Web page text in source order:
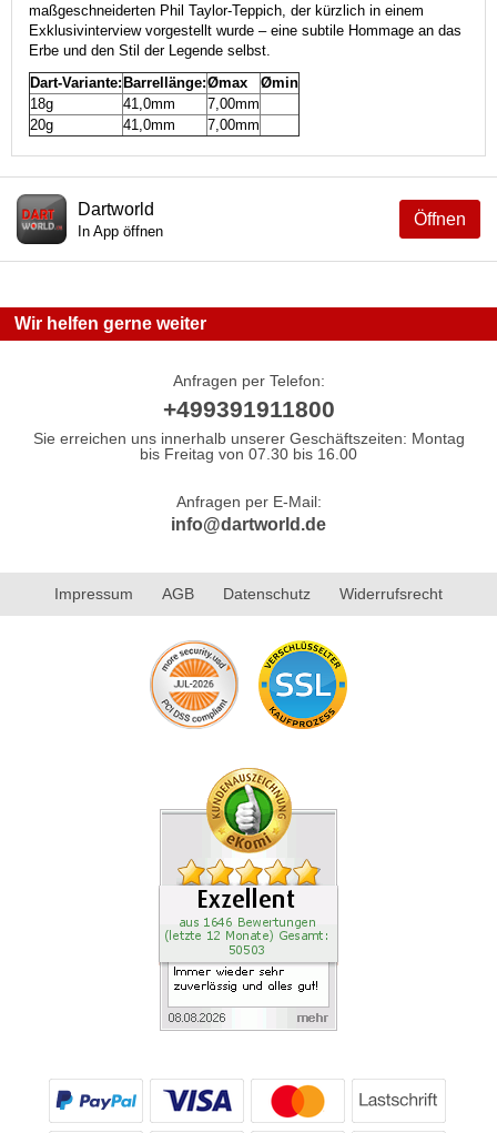
maßgeschneiderten Phil Taylor-Teppich, der kürzlich in einem
Exklusivinterview vorgestellt wurde – eine subtile Hommage an das
Erbe und den Stil der Legende selbst.
Dart-Variante:Barrellänge:Ømax
Ømin
18g
41,0mm
7,00mm
20g
41,0mm 7,00mm
Öffnen
Dartworld
In App öffnen
Wir helfen gerne weiter
Anfragen per Telefon:
+499391911800
Sie erreichen uns innerhalb unserer Geschäftszeiten: Montag
bis Freitag von 07.30 bis 16.00
Anfragen per E-Mail:
info@dartworld.de
Impressum AGB Datenschutz Widerrufsrecht